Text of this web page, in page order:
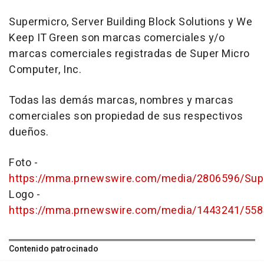
Supermicro, Server Building Block Solutions y We
Keep IT Green son marcas comerciales y/o
marcas comerciales registradas de Super Micro
Computer, Inc.
Todas las demás marcas, nombres y marcas
comerciales son propiedad de sus respectivos
dueños.
Foto -
https://mma.prnewswire.com/media/2806596/
Logo -
https://mma.prnewswire.com/media/1443241/
Contenido patrocinado